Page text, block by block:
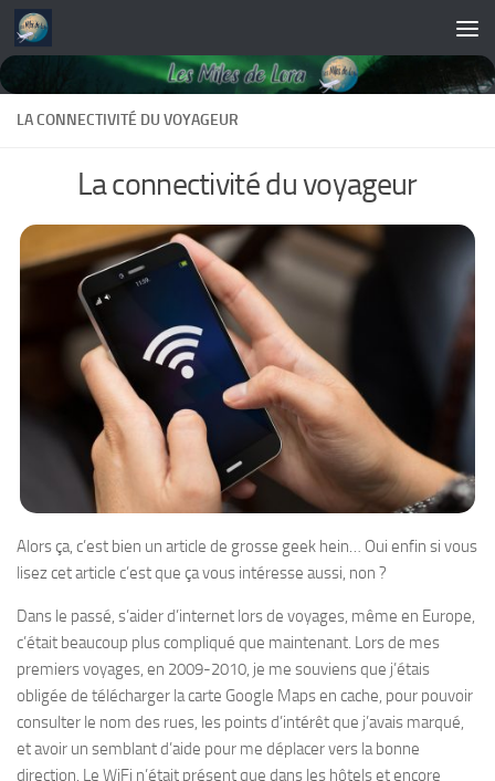
Skip to content
LA CONNECTIVITÉ DU VOYAGEUR
La connectivité du voyageur
Alors ça, c’est bien un article de grosse geek hein… Oui enfin si vous
lisez cet article c’est que ça vous intéresse aussi, non ?
Dans le passé, s’aider d’internet lors de voyages, même en Europe,
c’était beaucoup plus compliqué que maintenant. Lors de mes
premiers voyages, en 2009-2010, je me souviens que j’étais
obligée de télécharger la carte Google Maps en cache, pour pouvoir
consulter le nom des rues, les points d’intérêt que j’avais marqué,
et avoir un semblant d’aide pour me déplacer vers la bonne
direction. Le WiFi n’était présent que dans les hôtels et encore